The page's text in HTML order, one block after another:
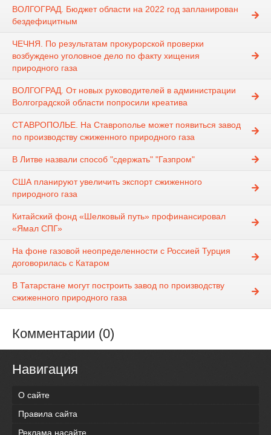
ВОЛГОГРАД. Бюджет области на 2022 год запланирован
бездефицитным
ЧЕЧНЯ. По результатам прокурорской проверки
возбуждено уголовное дело по факту хищения
природного газа
ВОЛГОГРАД. От новых руководителей в администрации
Волгоградской области попросили креатива
СТАВРОПОЛЬЕ. На Ставрополье может появиться завод
по производству сжиженного природного газа
В Литве назвали способ "сдержать" "Газпром"
США планируют увеличить экспорт сжиженного
природного газа
Китайский фонд «Шелковый путь» профинансировал
«Ямал СПГ»
На фоне газовой неопределенности с Россией Турция
договорилась с Катаром
В Татарстане могут построить завод по производству
сжиженного природного газа
Комментарии (0)
Навигация
О сайте
Правила сайта
Реклама насайте